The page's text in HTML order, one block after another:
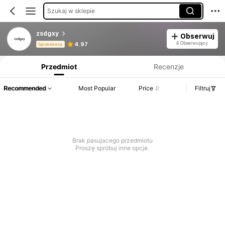
Szukaj w sklepie
zsdgxy
Sprzedawca 4.97
Obserwuj
4 Obserwujący
Przedmiot Recenzje
Recommended Most Popular Price Filtruj
Brak pasujacego przedmiotu
Proszę spróbuj inne opcje.